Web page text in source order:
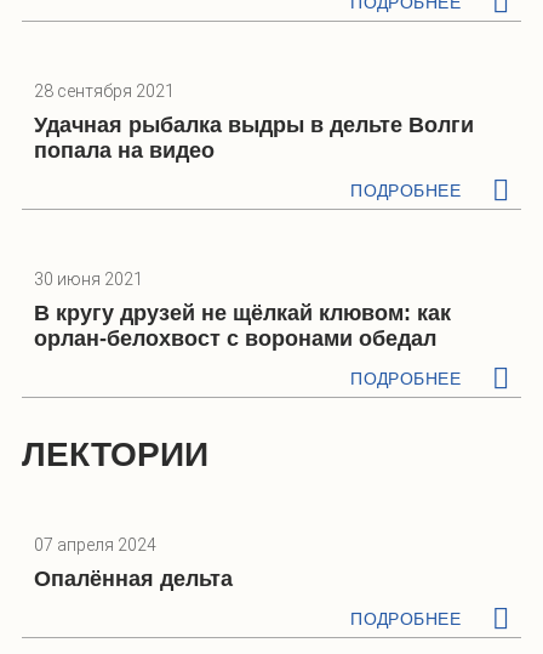
28 сентября 2021
Удачная рыбалка выдры в дельте Волги
попала на видео
ПОДРОБНЕЕ
30 июня 2021
В кругу друзей не щёлкай клювом: как
орлан-белохвост с воронами обедал
ПОДРОБНЕЕ
ЛЕКТОРИИ
07 апреля 2024
Опалённая дельта
ПОДРОБНЕЕ